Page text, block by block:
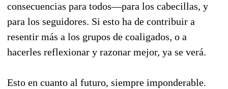
consecuencias para todos—para los cabecillas, y
para los seguidores. Si esto ha de contribuir a
resentir más a los grupos de coaligados, o a
hacerles reflexionar y razonar mejor, ya se verá.
Esto en cuanto al futuro, siempre imponderable.